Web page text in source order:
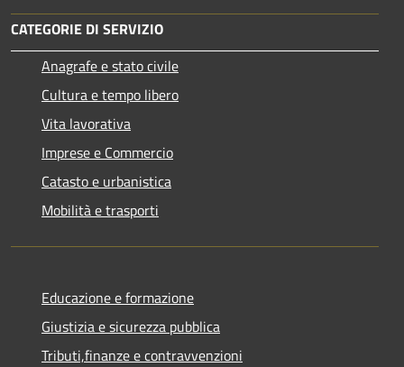
CATEGORIE DI SERVIZIO
Anagrafe e stato civile
Cultura e tempo libero
Vita lavorativa
Imprese e Commercio
Catasto e urbanistica
Mobilità e trasporti
Educazione e formazione
Giustizia e sicurezza pubblica
Tributi,finanze e contravvenzioni